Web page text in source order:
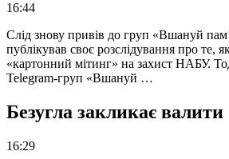
16:44
Слід знову привів до груп «Вшануй
публікував своє розслідування про те,
«картонний мітинг» на захист НАБУ.
Telegram-груп «Вшануй …
Безугла закликає
16:29